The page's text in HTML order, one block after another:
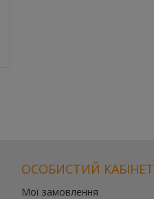
ОСОБИСТИЙ КАБІНЕТ
Мої замовлення